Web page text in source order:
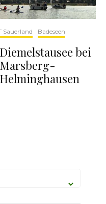
`Sauerland Badeseen
Diemelstausee bei
Marsberg-
Helminghausen